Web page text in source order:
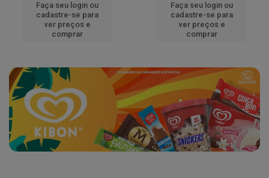
Faça seu login ou
cadastre-se para
ver preços e
comprar
Faça seu login ou
cadastre-se para
ver preços e
comprar